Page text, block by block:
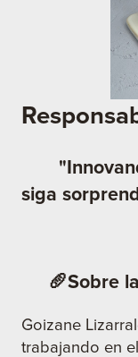
siga
🥖Sobre
Goizane
trabajando en